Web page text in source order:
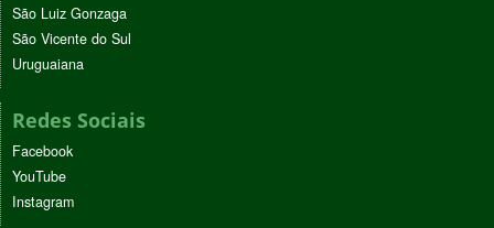
São Luiz Gonzaga
São Vicente do Sul
Uruguaiana
Redes Sociais
Facebook
YouTube
Instagram